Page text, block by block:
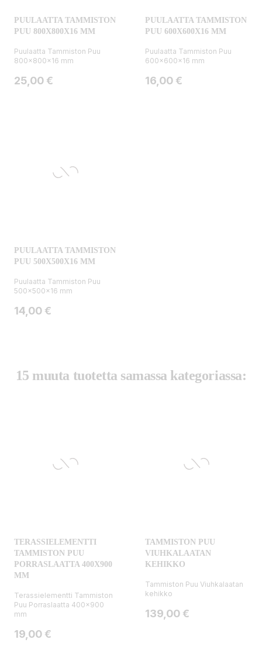
PUULAATTA TAMMISTON
PUU 800X800X16 MM
Puulaatta Tammiston Puu
800x800x16 mm
Hinta
25,00 €
PUULAATTA TAMMISTON
PUU 600X600X16 MM
Puulaatta Tammiston Puu
600x600x16 mm
Hinta
16,00 €
PUULAATTA TAMMISTON
PUU 500X500X16 MM
Puulaatta Tammiston Puu
500x500x16 mm
Hinta
14,00 €
15 muuta tuotetta samassa kategoriassa:
TERASSIELEMENTTI
TAMMISTON PUU
PORRASLAATTA 400X900
MM
Terassielementti Tammiston
Puu Porraslaatta 400x900
mm
Hinta
19,00 €
TAMMISTON PUU
VIUHKALAATAN
KEHIKKO
Tammiston Puu Viuhkalaatan
kehikko
Hinta
139,00 €